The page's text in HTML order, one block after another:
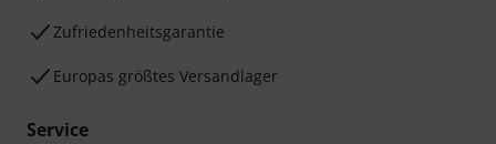
Zufriedenheitsgarantie
Europas größtes Versandlager
Service